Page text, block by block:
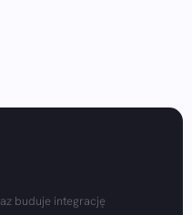
buduje integrację